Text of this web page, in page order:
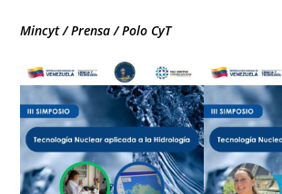
Mincyt / Prensa / Polo CyT